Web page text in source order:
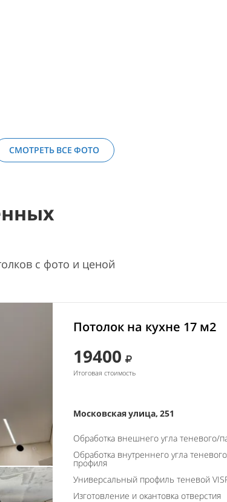
СМОТРЕТЬ ВСЕ ФОТО
с фото и ценой
Потолок на кухне 17 м2
19400
Итоговая стоимость
Московская улица, 251
Обработка внешнего угла теневого/
Обработка внутреннего угла
профиля
Универсальный профиль теневой
Изготовление и окантовка отверстия